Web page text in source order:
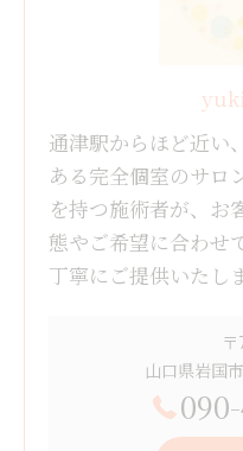
通津駅からほど近い
ある完全個室のサロ
を持つ施術者が、お
態やご希望に合わせ
丁寧にご提供いたし
山口県岩国